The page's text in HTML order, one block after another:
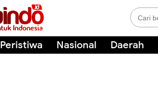
Peristiwa Nasional Daerah